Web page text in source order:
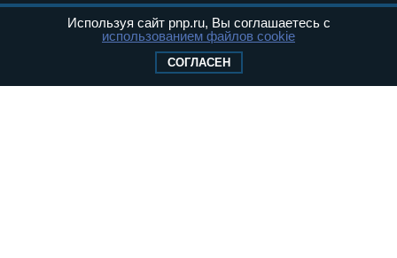
связи, информационных технологий и
массовых коммуникаций (Роскомнадзор) 05
Свидетельство о регистрации Эл № ФС77-
Используя сайт pnp.ru, Вы соглашаетесь с
использованием файлов cookie
СОГЛАСЕН